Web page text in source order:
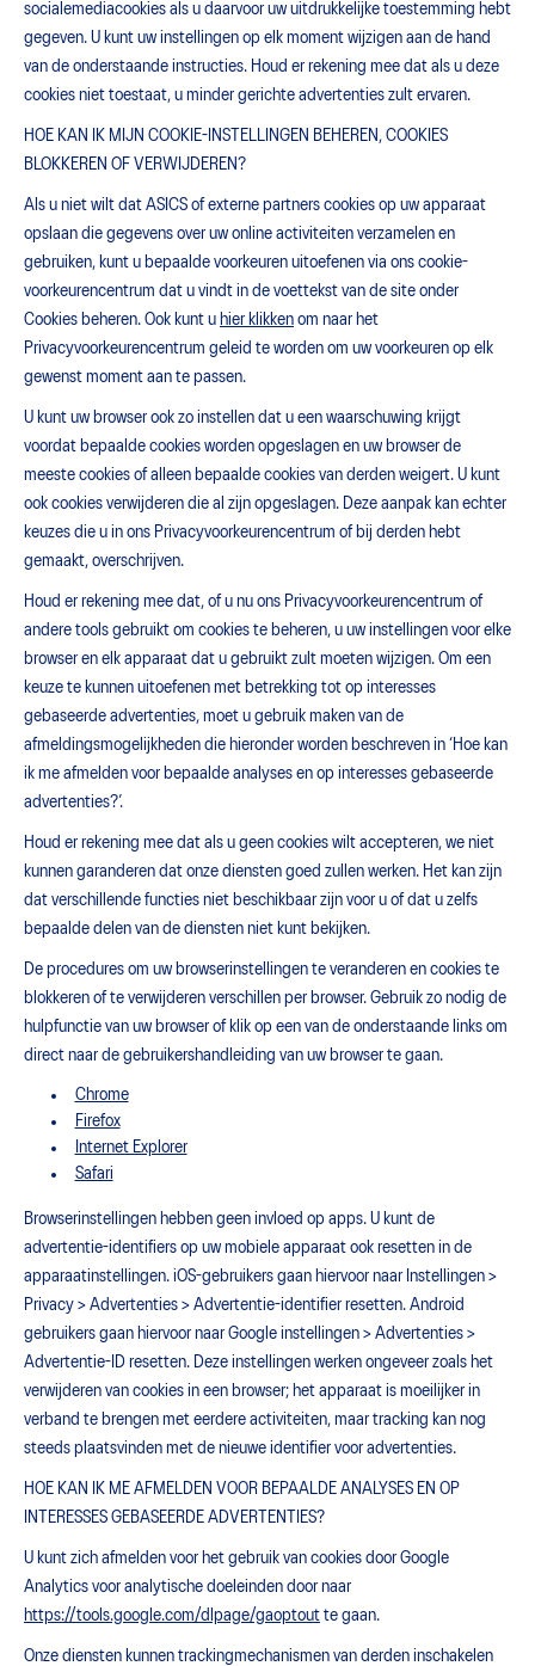
socialemediacookies als u daarvoor uw uitdrukkelijke toestemming hebt
gegeven. U kunt uw instellingen op elk moment wijzigen aan de hand
van de onderstaande instructies. Houd er rekening mee dat als u deze
cookies niet toestaat, u minder gerichte advertenties zult ervaren.
HOE KAN IK MIJN COOKIE-INSTELLINGEN BEHEREN, COOKIES
BLOKKEREN OF VERWIJDEREN?
Als u niet wilt dat ASICS of externe partners cookies op uw apparaat
opslaan die gegevens over uw online activiteiten verzamelen en
gebruiken, kunt u bepaalde voorkeuren uitoefenen via ons cookie-
voorkeurencentrum dat u vindt in de voettekst van de site onder
Cookies beheren. Ook kunt u hier klikken om naar het
Privacyvoorkeurencentrum geleid te worden om uw voorkeuren op elk
gewenst moment aan te passen.
U kunt uw browser ook zo instellen dat u een waarschuwing krijgt
voordat bepaalde cookies worden opgeslagen en uw browser de
meeste cookies of alleen bepaalde cookies van derden weigert. U kunt
ook cookies verwijderen die al zijn opgeslagen. Deze aanpak kan echter
keuzes die u in ons Privacyvoorkeurencentrum of bij derden hebt
gemaakt, overschrijven.
Houd er rekening mee dat, of u nu ons Privacyvoorkeurencentrum of
andere tools gebruikt om cookies te beheren, u uw instellingen voor elke
browser en elk apparaat dat u gebruikt zult moeten wijzigen. Om een
keuze te kunnen uitoefenen met betrekking tot op interesses
gebaseerde advertenties, moet u gebruik maken van de
afmeldingsmogelijkheden die hieronder worden beschreven in ‘Hoe kan
ik me afmelden voor bepaalde analyses en op interesses gebaseerde
advertenties?’.
Houd er rekening mee dat als u geen cookies wilt accepteren, we niet
kunnen garanderen dat onze diensten goed zullen werken. Het kan zijn
dat verschillende functies niet beschikbaar zijn voor u of dat u zelfs
bepaalde delen van de diensten niet kunt bekijken.
De procedures om uw browserinstellingen te veranderen en cookies te
blokkeren of te verwijderen verschillen per browser. Gebruik zo nodig de
hulpfunctie van uw browser of klik op een van de onderstaande links om
direct naar de gebruikershandleiding van uw browser te gaan.
Chrome
Firefox
Internet Explorer
Safari
Browserinstellingen hebben geen invloed op apps. U kunt de
advertentie-identifiers op uw mobiele apparaat ook resetten in de
apparaatinstellingen. iOS-gebruikers gaan hiervoor naar Instellingen >
Privacy > Advertenties > Advertentie-identifier resetten. Android
gebruikers gaan hiervoor naar Google instellingen > Advertenties >
Advertentie-ID resetten. Deze instellingen werken ongeveer zoals het
verwijderen van cookies in een browser; het apparaat is moeilijker in
verband te brengen met eerdere activiteiten, maar tracking kan nog
steeds plaatsvinden met de nieuwe identifier voor advertenties.
HOE KAN IK ME AFMELDEN VOOR BEPAALDE ANALYSES EN OP
INTERESSES GEBASEERDE ADVERTENTIES?
U kunt zich afmelden voor het gebruik van cookies door Google
Analytics voor analytische doeleinden door naar
https://tools.google.com/dlpage/gaoptout te gaan.
Onze diensten kunnen trackingmechanismen van derden inschakelen